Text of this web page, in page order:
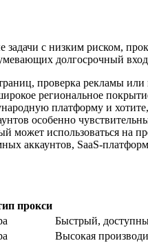
с низким риском,
долгосрочный вход
проверка рекламы
региональное
платформу и
особенно
может использоваться на
аккаунтов, SaaS-
прокси
Быстрый,
Высокая